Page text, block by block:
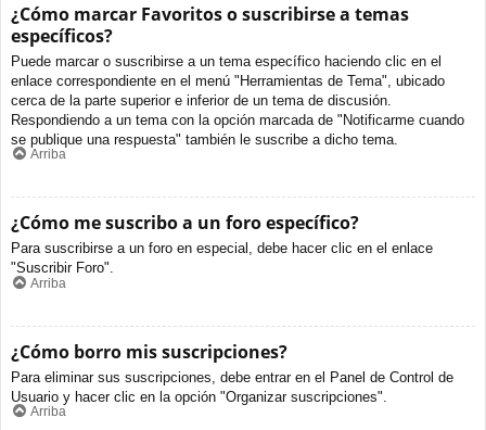
¿Cómo marcar Favoritos o suscribirse a temas
específicos?
Puede marcar o suscribirse a un tema específico haciendo clic en el
enlace correspondiente en el menú "Herramientas de Tema", ubicado
cerca de la parte superior e inferior de un tema de discusión.
Respondiendo a un tema con la opción marcada de "Notificarme cuando
se publique una respuesta" también le suscribe a dicho tema.
Arriba
¿Cómo me suscribo a un foro específico?
Para suscribirse a un foro en especial, debe hacer clic en el enlace
"Suscribir Foro".
Arriba
¿Cómo borro mis suscripciones?
Para eliminar sus suscripciones, debe entrar en el Panel de Control de
Usuario y hacer clic en la opción "Organizar suscripciones".
Arriba